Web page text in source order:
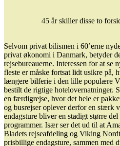
45 år skiller disse to
Selvom privat bilismen i 60’erne
privat økonomi i Danmark, betyder
rejsebureauerne. Interessen for at se
fleste er måske fortsat lidt usikre på,
længere bilferie i den lille populære
bestilt de rigtige hotelovernatninger.
en færdigrejse, hvor det hele er
og busrejser oplever derfor en stærk
endagsture bliver en stadigt større del
programmer. Især ser det ud til at
Bladets rejseafdeling og Viking
prisbillige endagsture, sammen med